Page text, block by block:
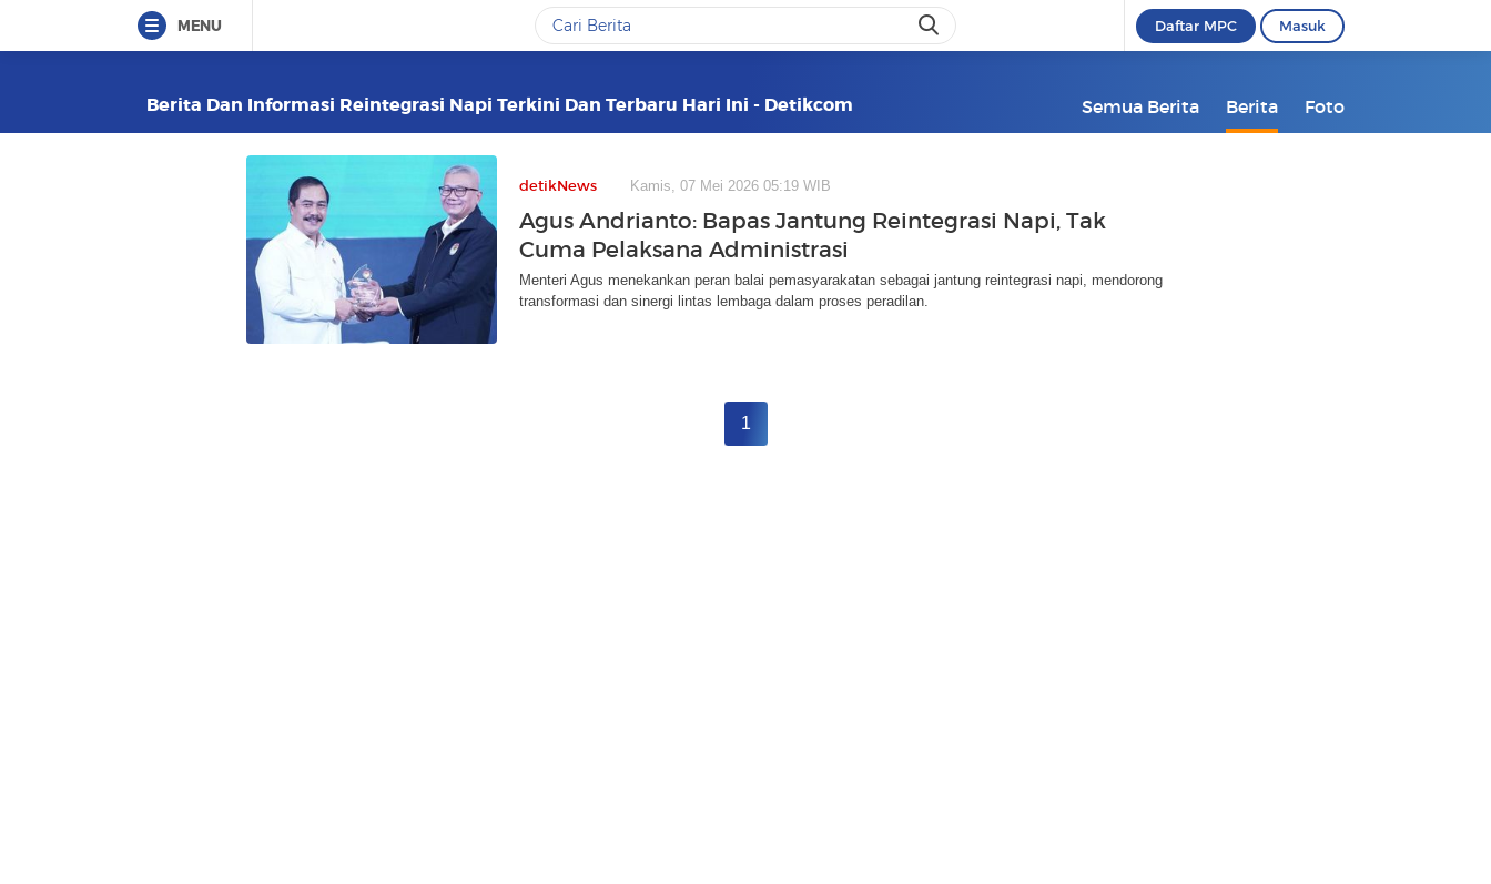
MENU Daftar MPC Masuk
Berita Dan Informasi Reintegrasi Napi Terkini Dan Terbaru Hari Ini - Detikcom Semua Berita Berita Foto
detikNews Kamis, 07 Mei 2026 05:19 WIB
Agus Andrianto: Bapas Jantung Reintegrasi Napi, Tak
Cuma Pelaksana Administrasi
Menteri Agus menekankan peran balai pemasyarakatan sebagai jantung reintegrasi napi, mendorong
transformasi dan sinergi lintas lembaga dalam proses peradilan.
1